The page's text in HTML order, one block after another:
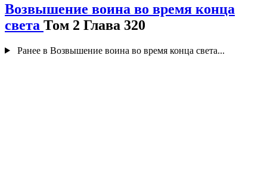
Возвышение воина во время конца
света Том 2 Глава 320
Ранее в Возвышение воина во время конца света...